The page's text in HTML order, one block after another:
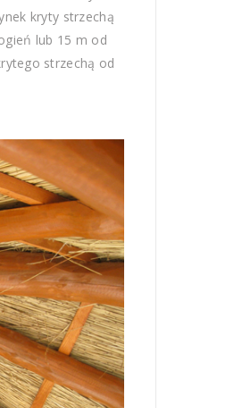
kryty strzechą
lub 15 m od
strzechą od